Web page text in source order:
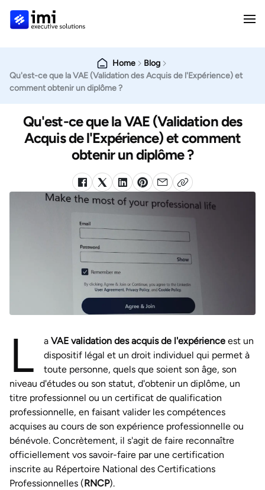
Home
Blog
Qu'est-ce que la VAE (Validation des Acquis de l'Expérience) et
comment obtenir un diplôme ?
Qu'est-ce que la VAE (Validation des
Acquis de l'Expérience) et comment
obtenir un diplôme ?
L a VAE validation des acquis de l'expérience est un
dispositif légal et un droit individuel qui permet à
toute personne, quels que soient son âge, son
niveau d'études ou son statut, d'obtenir un diplôme, un
titre professionnel ou un certificat de qualification
professionnelle, en faisant valider les compétences
acquises au cours de son expérience professionnelle ou
bénévole. Concrètement, il s'agit de faire reconnaître
officiellement vos savoir-faire par une certification
inscrite au Répertoire National des Certifications
Professionnelles (RNCP).